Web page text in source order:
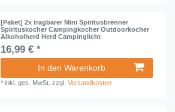
[Paket] 2x tragbarer Mini Spiritusbrenner
Spirituskocher Campingkocher Outdoorkocher
Alkoholherd Herd Campinglicht
16,99 € *
In den Warenkorb
*inkl. ges. MwSt. zzgl.Versandkosten